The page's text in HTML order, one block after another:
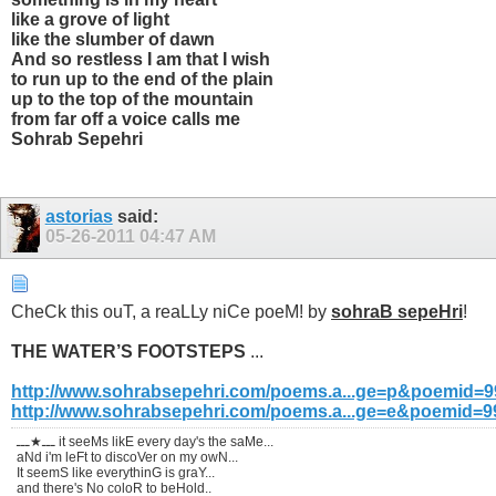
like a grove of light
like the slumber of dawn
And so restless I am that I wish
to run up to the end of the plain
up to the top of the mountain
from far off a voice calls me
Sohrab Sepehri
astoriassaid:
05-26-2011 04:47 AM
CheCk this ouT, a reaLLy niCe poeM! by sohraB sepeHri!
THE WATER’S FOOTSTEPS ...
http://www.sohrabsepehri.com/
http://www.sohrabsepehri.com/
ـــ★ـــ it seeMs likE every day's the saMe...
aNd i'm leFt to discoVer on my owN...
It seemS like everythinG is graY...
and there's No coloR to beHold..